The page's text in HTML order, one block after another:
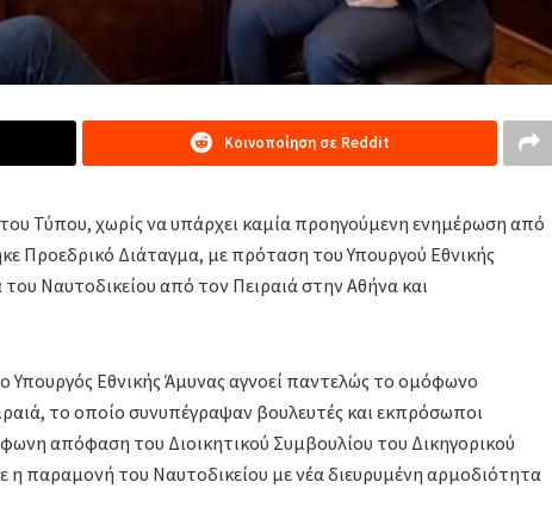
Κοινοποίηση σε Reddit
Τύπου, χωρίς να υπάρχει καμία προηγούμενη ενημέρωση από
Προεδρικό Διάταγμα, με πρόταση του Υπουργού Εθνικής
Ναυτοδικείου από τον Πειραιά στην Αθήνα και
Υπουργός Εθνικής Άμυνας αγνοεί παντελώς το ομόφωνο
το οποίο συνυπέγραψαν βουλευτές και εκπρόσωποι
απόφαση του Διοικητικού Συμβουλίου του Δικηγορικού
η παραμονή του Ναυτοδικείου με νέα διευρυμένη αρμοδιότητα